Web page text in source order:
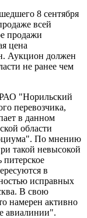
8 сентября
всей
продажи
цена
Аукцион должен
не ранее чем
РАО "Норильский
перевозчика,
в данном
области
По мнению
такой невысокой
питерское
в
исправных
В свою
намерен активно
авиалинии".